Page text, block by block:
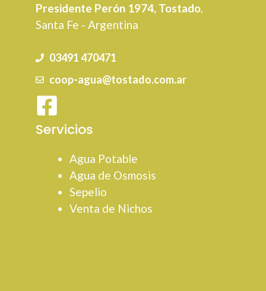
Presidente Perón 1974, Tostado
Santa Fe - Argentina
03491 470471
coop-agua@tostado.com.ar
Servicios
Agua Potable
Agua de Osmosis
Sepelio
Venta de Nichos